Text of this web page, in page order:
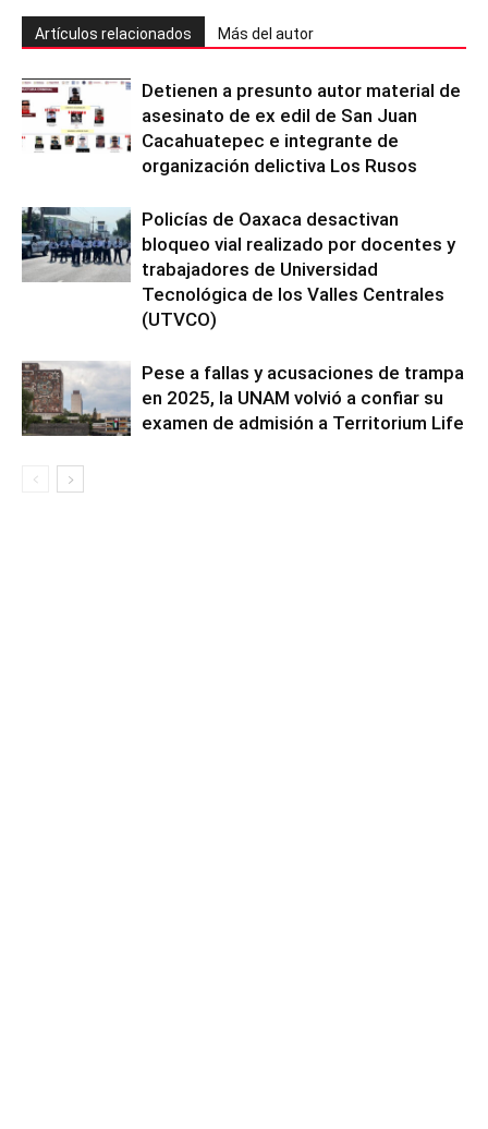
Artículos relacionados Más del autor
Detienen a presunto autor material de
asesinato de ex edil de San Juan
Cacahuatepec e integrante de
organización delictiva Los Rusos
Policías de Oaxaca desactivan
bloqueo vial realizado por docentes y
trabajadores de Universidad
Tecnológica de los Valles Centrales
(UTVCO)
Pese a fallas y acusaciones de trampa
en 2025, la UNAM volvió a confiar su
examen de admisión a Territorium Life